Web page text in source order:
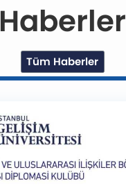
Haberler
Tüm Haberler